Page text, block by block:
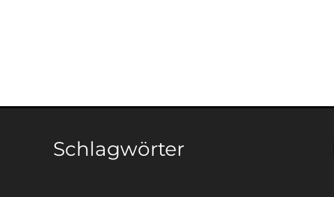
Schlagwörter